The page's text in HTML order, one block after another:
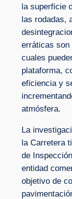
la superficie
las rodadas,
erráticas son
cuales
plataforma,
eficiencia y
atmósfera.
La
la Carretera
de
entidad
objetivo de